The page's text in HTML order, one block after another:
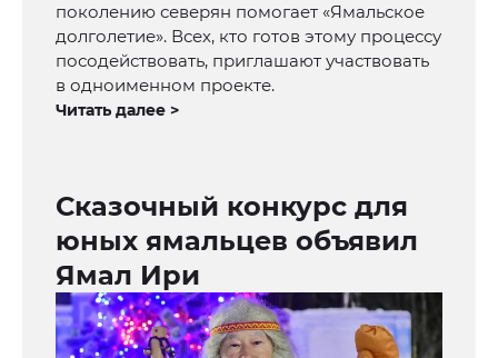
поколению северян помогает «Ямальское
долголетие». Всех, кто готов этому процессу
посодействовать, приглашают участвовать
в одноименном проекте.
Читать далее >
Сказочный конкурс для
юных ямальцев объявил
Ямал Ири